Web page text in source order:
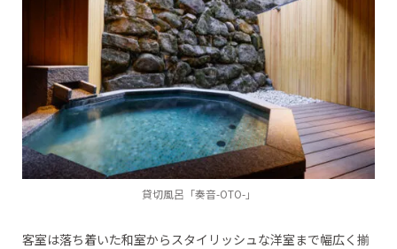
貸切風呂「奏音-OTO-」
客室は落ち着いた和室からスタイリッシュな洋室まで幅広く揃